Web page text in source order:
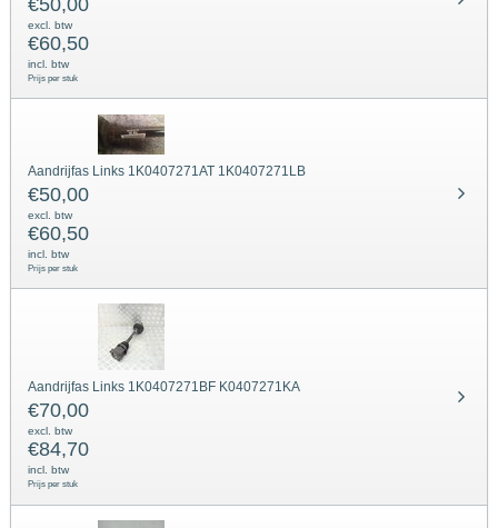
excl. btw
€60,50
incl. btw
Prijs per stuk
Aandrijfas Links 1K0407271AT 1K0407271LB
€50,00
excl. btw
€60,50
incl. btw
Prijs per stuk
Aandrijfas Links 1K0407271BF K0407271KA
€70,00
excl. btw
€84,70
incl. btw
Prijs per stuk